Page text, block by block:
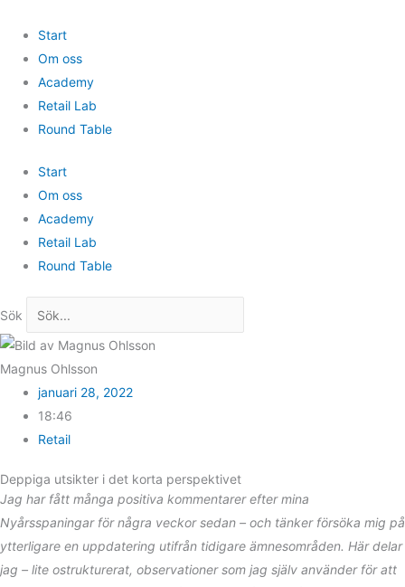
innehåll
Start
Om oss
Academy
Retail Lab
Round Table
Start
Om oss
Academy
Retail Lab
Round Table
Sök
Magnus Ohlsson
januari 28, 2022
18:46
Retail
Deppiga utsikter i det korta perspektivet
Jag har fått många positiva kommentarer efter mina
Nyårsspaningar för några veckor sedan – och tänker försöka mig på
ytterligare en uppdatering utifrån tidigare ämnesområden. Här delar
jag – lite ostrukturerat, observationer som jag själv använder för att